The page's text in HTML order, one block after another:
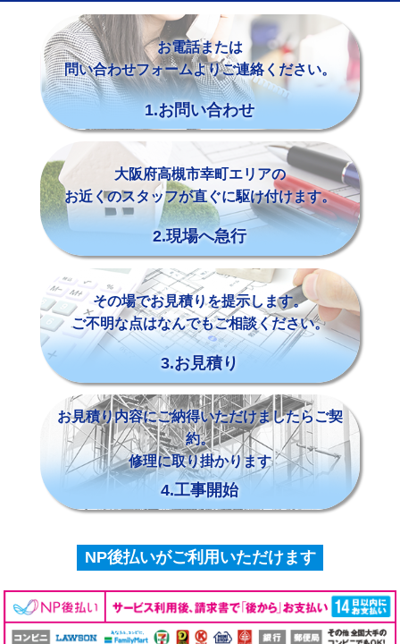
お電話または
問い合わせフォームよりご連絡ください。
1.お問い合わせ
大阪府高槻市幸町エリアの
お近くのスタッフが直ぐに駆け付けます。
2.現場へ急行
その場でお見積りを提示します。
ご不明な点はなんでもご相談ください。
3.お見積り
お見積り内容にご納得いただけましたらご契
約。
修理に取り掛かります
4.工事開始
NP後払いがご利用いただけます